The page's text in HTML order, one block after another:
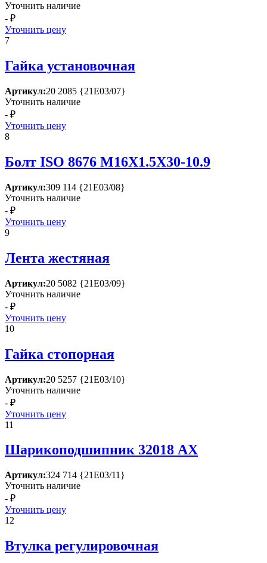
Уточнить наличие
- ₽
Уточнить цену
7
Гайка установочная
Артикул:20 2085 {21Е03/07}
Уточнить наличие
- ₽
Уточнить цену
8
Болт ISО 8676 М16Х1.5Х30-10.9
Артикул:309 114 {21Е03/08}
Уточнить наличие
- ₽
Уточнить цену
9
Лента жестяная
Артикул:20 5082 {21Е03/09}
Уточнить наличие
- ₽
Уточнить цену
10
Гайка стопорная
Артикул:20 5257 {21Е03/10}
Уточнить наличие
- ₽
Уточнить цену
11
Шарикоподшипник 32018 АХ
Артикул:324 714 {21Е03/11}
Уточнить наличие
- ₽
Уточнить цену
12
Втулка регулировочная